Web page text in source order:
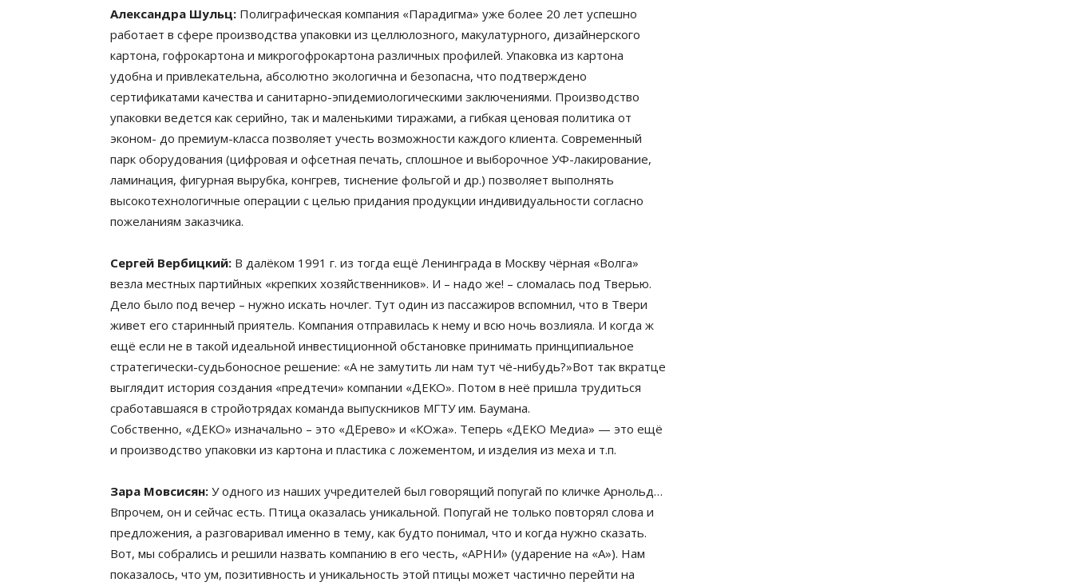
Александра Шульц: Полиграфическая компания «Парадигма» уже более 20 лет успешно
работает в сфере производства упаковки из целлюлозного, макулатурного, дизайнерского
картона, гофрокартона и микрогофрокартона различных профилей. Упаковка из картона
удобна и привлекательна, абсолютно экологична и безопасна, что подтверждено
сертификатами качества и санитарно-эпидемиологическими заключениями. Производство
упаковки ведется как серийно, так и маленькими тиражами, а гибкая ценовая политика от
эконом- до премиум-класса позволяет учесть возможности каждого клиента. Современный
парк оборудования (цифровая и офсетная печать, сплошное и выборочное УФ-лакирование,
ламинация, фигурная вырубка, конгрев, тиснение фольгой и др.) позволяет выполнять
высокотехнологичные операции с целью придания продукции индивидуальности согласно
пожеланиям заказчика.
Сергей Вербицкий: В далёком 1991 г. из тогда ещё Ленинграда в Москву чёрная «Волга»
везла местных партийных «крепких хозяйственников». И – надо же! – сломалась под Тверью.
Дело было под вечер – нужно искать ночлег. Тут один из пассажиров вспомнил, что в Твери
живет его старинный приятель. Компания отправилась к нему и всю ночь возлияла. И когда ж
ещё если не в такой идеальной инвестиционной обстановке принимать принципиальное
стратегически-судьбоносное решение: «А не замутить ли нам тут чё-нибудь?»Вот так вкратце
выглядит история создания «предтечи» компании «ДЕКО». Потом в неё пришла трудиться
сработавшаяся в стройотрядах команда выпускников МГТУ им. Баумана.
Собственно, «ДЕКО» изначально – это «ДЕрево» и «КОжа». Теперь «ДЕКО Медиа» — это ещё
и производство упаковки из картона и пластика с ложементом, и изделия из меха и т.п.
Зара Мовсисян: У одного из наших учредителей был говорящий попугай по кличке Арнольд…
Впрочем, он и сейчас есть. Птица оказалась уникальной. Попугай не только повторял слова и
предложения, а разговаривал именно в тему, как будто понимал, что и когда нужно сказать.
Вот, мы собрались и решили назвать компанию в его честь, «АРНИ» (ударение на «А»). Нам
показалось, что ум, позитивность и уникальность этой птицы может частично перейти на